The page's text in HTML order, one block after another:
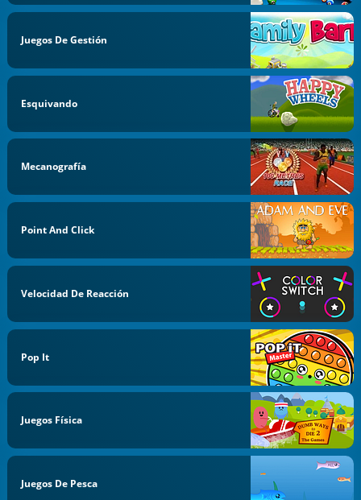
Juegos De Gestión
Esquivando
Mecanografía
Point And Click
Velocidad De Reacción
Pop It
Juegos Física
Juegos De Pesca